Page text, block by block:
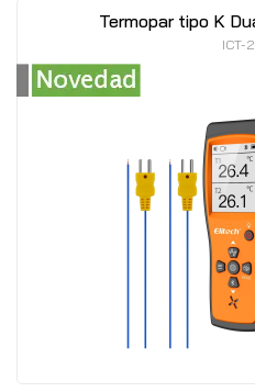
Termopar tipo K
ICT-